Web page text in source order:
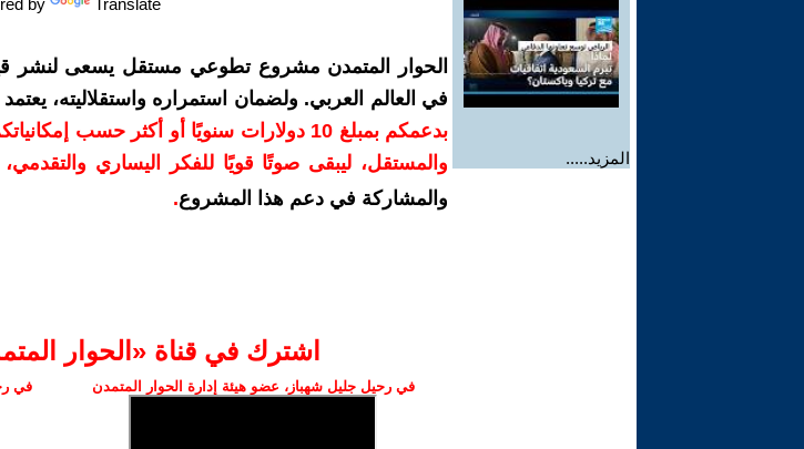
المزيد.....
by Translate
الحوار المتمدن مشروع تطوعي مستقل يسعى لنشر قيم
في العالم العربي. ولضمان استمراره واستقلاليته،
بدعمكم بمبلغ 10 دولارات سنويًا أو أكثر حسب
والمستقل، ليبقى صوتًا قويًا للفكر اليساري والتقدمي،
والمشاركة في دعم هذا المشروع.
اشترك في قناة ‫«الحوار
في رحيل جليل شهباز، عضو هيئة إدارة الحوار المتمدن في